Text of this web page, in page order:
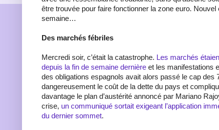
être trouvée pour faire fonctionner la zone euro. Nouvel
semaine…
Des marchés fébriles
Mercredi soir, c’était la catastrophe. Les marchés
depuis la fin de semaine dernière et les manifestations
des obligations espagnols avait alors passé le cap des
dangereusement le coût de la dette du pays et
davantage le plan d’austérité annoncé par Mariano
crise, un communiqué sortait exigeant l’application
du dernier sommet.